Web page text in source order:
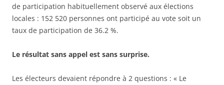
de participation habituellement observé aux élections
locales : 152 520 personnes ont participé au vote soit un
taux de participation de 36.2 %.
Le résultat sans appel est sans surprise.
Les électeurs devaient répondre à 2 questions : « Le